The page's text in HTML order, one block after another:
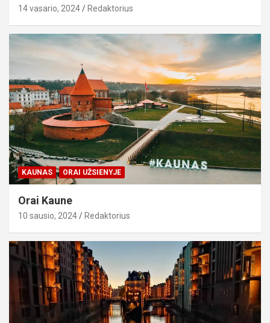
14 vasario, 2024 Redaktorius
KAUNAS ORAI UŽSIENYJE
Orai Kaune
10 sausio, 2024 Redaktorius